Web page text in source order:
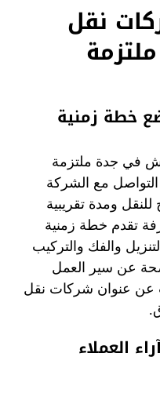
نقل
خطة زمنية
في جدة ملتزمة
مع الشركة
ومدة تقريبية
تقدم خطة زمنية
والفك والتركيب
عن سير العمل
عن عنوان شركات نقل
العملاء